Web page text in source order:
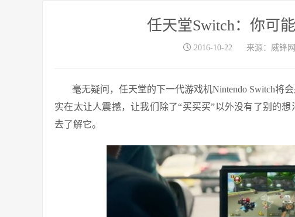
任天堂Switch：你可
2016-10-22 来源：威锋网
毫无疑问，任天堂的下一代游戏机Nintendo Switch将
实在太让人震撼，让我们除了“买买买”以外没有了别的
去了解它。